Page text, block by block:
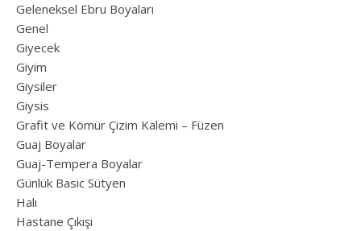
Geleneksel Ebru Boyaları
Genel
Giyecek
Giyim
Giysiler
Giysis
Grafit ve Kömür Çizim Kalemi – Füzen
Guaj Boyalar
Guaj-Tempera Boyalar
Günlük Basic Sütyen
Halı
Hastane Çıkışı